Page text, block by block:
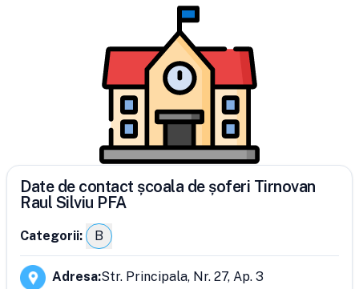
Date de contact școala de șoferi Tirnovan
Raul Silviu PFA
Categorii: B
Adresa:Str. Principala, Nr. 27, Ap. 3